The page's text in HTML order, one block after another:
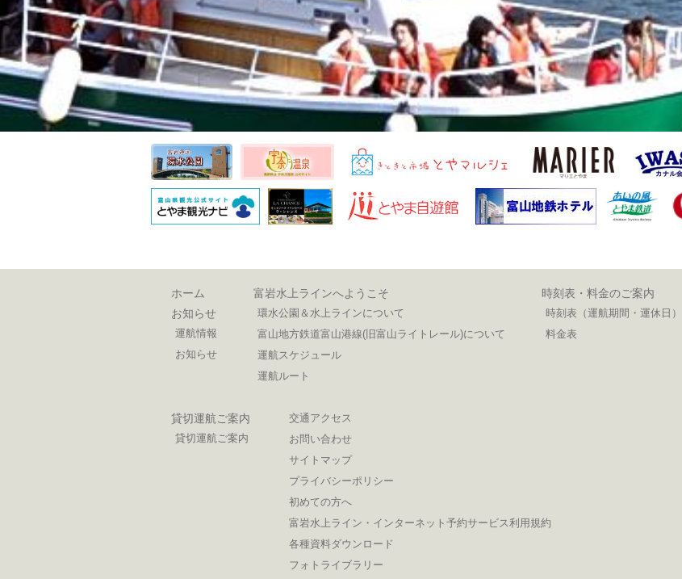
ホーム
お知らせ
運航情報
お知らせ
富岩水上ラインへようこそ
環水公園＆水上ラインについて
富山地方鉄道富山港線(旧富山ライトレール)について
運航スケジュール
運航ルート
時刻表・料金のご案内
時刻表（運航期間・運休日）
料金表
貸切運航ご案内
貸切運航ご案内
交通アクセス
お問い合わせ
サイトマップ
プライバシーポリシー
初めての方へ
富岩水上ライン・インターネット予約サービス利用規約
各種資料ダウンロード
フォトライブラリー